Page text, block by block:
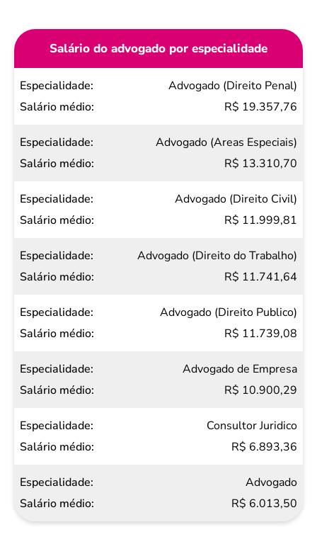
Salário do advogado por especialidade
Especialidade
Salário
Advogado (Direito Penal)
R$ 19.357,76
Advogado (Areas Especiais)
R$ 13.310,70
Advogado (Direito Civil)
R$ 11.999,81
Advogado (Direito do Trabalho)
R$ 11.741,64
Advogado (Direito Publico)
R$ 11.739,08
Advogado de Empresa
R$ 10.900,29
Consultor Juridico
R$ 6.893,36
Advogado
R$ 6.013,50